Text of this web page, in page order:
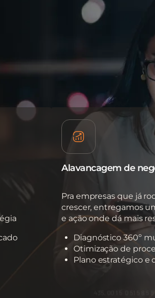
Alavancagem de
Pra empresas que já
crescer, entregamos
e ação onde dá mais
Diagnóstico 360º
Otimização de
Plano estratégico e